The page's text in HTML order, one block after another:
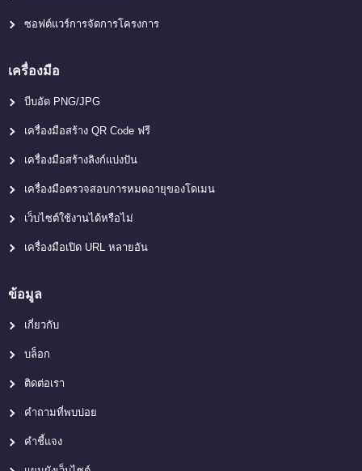
ซอฟต์แวร์การจัดการโครงการ
เครื่องมือ
บีบอัด PNG/JPG
เครื่องมือสร้าง QR Code ฟรี
เครื่องมือสร้างลิงก์แบ่งปัน
เครื่องมือตรวจสอบการหมดอายุของโดเมน
เว็บไซต์ใช้งานได้หรือไม่
เครื่องมือเปิด URL หลายอัน
ข้อมูล
เกี่ยวกับ
บล็อก
ติดต่อเรา
คำถามที่พบบ่อย
คำชี้แจง